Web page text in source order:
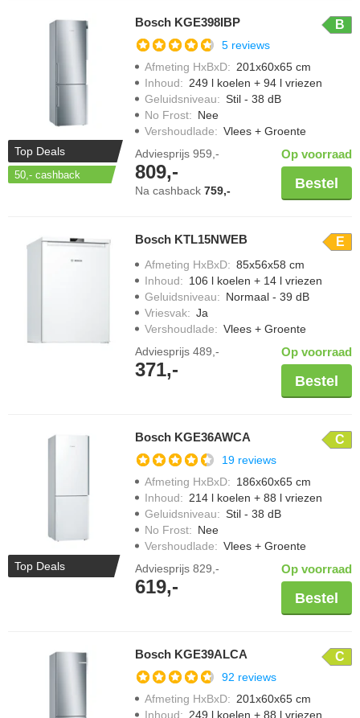
Top Deals
50,- cashback
Bosch KGE398IBP B
5 reviews
Afmeting HxBxD: 201x60x65 cm
Inhoud: 249 l koelen + 94 l vriezen
Geluidsniveau: Stil - 38 dB
No Frost: Nee
Vershoudlade: Vlees + Groente
Adviesprijs 959,-
809,-
Na cashback 759,-
Op voorraad
Bestel
Bosch KTL15NWEB E
Afmeting HxBxD: 85x56x58 cm
Inhoud: 106 l koelen + 14 l vriezen
Geluidsniveau: Normaal - 39 dB
Vriesvak: Ja
Vershoudlade: Vlees + Groente
Adviesprijs 489,-
371,-
Op voorraad
Bestel
Top Deals
Bosch KGE36AWCA C
19 reviews
Afmeting HxBxD: 186x60x65 cm
Inhoud: 214 l koelen + 88 l vriezen
Geluidsniveau: Stil - 38 dB
No Frost: Nee
Vershoudlade: Vlees + Groente
Adviesprijs 829,-
619,-
Op voorraad
Bestel
Bosch KGE39ALCA C
92 reviews
Afmeting HxBxD: 201x60x65 cm
Inhoud: 249 l koelen + 88 l vriezen